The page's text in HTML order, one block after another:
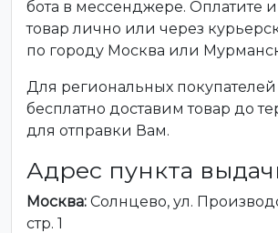
бота в мессенджере. Оплатите
товар лично или через
по городу Москва или
Для региональных
бесплатно доставим товар до
для отправки Вам.
Адрес пункта
Москва: Солнцево, ул.
стр. 1